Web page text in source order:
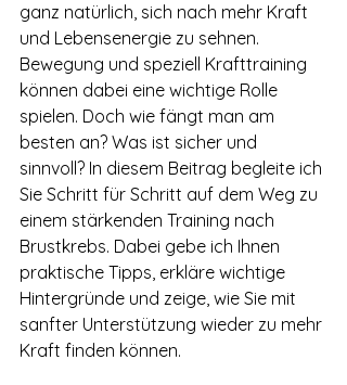
ganz natürlich, sich nach mehr Kraft
und Lebensenergie zu sehnen.
Bewegung und speziell Krafttraining
können dabei eine wichtige Rolle
spielen. Doch wie fängt man am
besten an? Was ist sicher und
sinnvoll? In diesem Beitrag begleite ich
Sie Schritt für Schritt auf dem Weg zu
einem stärkenden Training nach
Brustkrebs. Dabei gebe ich Ihnen
praktische Tipps, erkläre wichtige
Hintergründe und zeige, wie Sie mit
sanfter Unterstützung wieder zu mehr
Kraft finden können.